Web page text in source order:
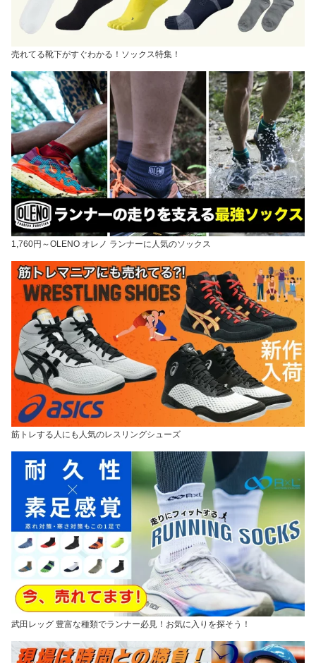
売れてる靴下がすぐわかる！ソックス特集！
1,760円～OLENO オレノ ランナーに人気のソックス
筋トレする人にも人気のレスリングシューズ
武田レッグ 豊富な種類でランナー必見！お気に入りを探そう！